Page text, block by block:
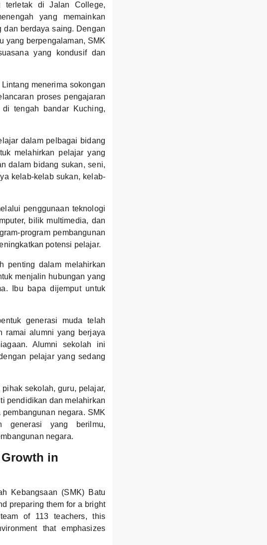
terletak di Jalan College,
yang memainkan
dan berdaya saing. Dengan
yang berpengalaman, SMK
yang kondusif dan
menerima sokongan
proses pengajaran
tengah bandar Kuching,
dalam pelbagai bidang
melahirkan pelajar yang
dalam bidang sukan, seni,
kelab-kelab sukan, kelab-
penggunaan teknologi
bilik multimedia, dan
program pembangunan
potensi pelajar.
penting dalam melahirkan
menjalin hubungan yang
Ibu bapa dijemput untuk
generasi muda telah
ramai alumni yang berjaya
Alumni sekolah ini
pelajar yang sedang
sekolah, guru, pelajar,
pendidikan dan melahirkan
negara. SMK
generasi yang berilmu,
negara.
in
Kebangsaan (SMK) Batu
preparing them for a bright
of 113 teachers, this
that emphasizes